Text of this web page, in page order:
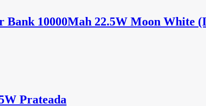
10000Mah 22.5W Moon White
Prateada